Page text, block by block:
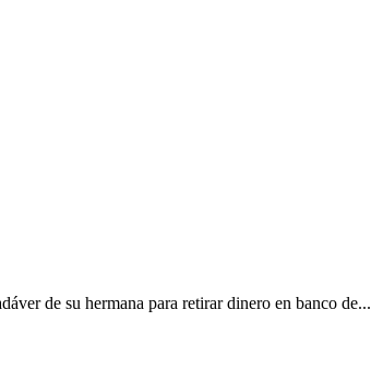
de su hermana para retirar dinero en banco de...